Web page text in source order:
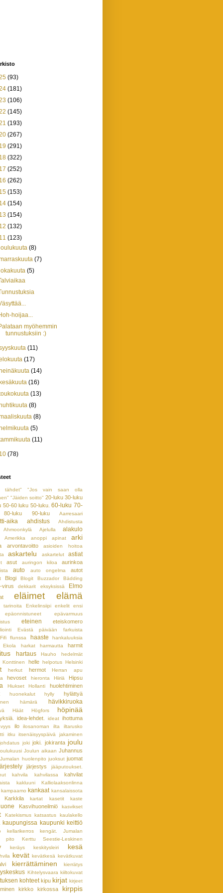
(93)
(181)
(106)
(145)
(193)
(267)
(291)
(322)
(252)
(262)
(153)
(154)
(154)
(132)
(123)
(8)
(7)
(5)
hoijaa...
myöhemmin
tunnustuksiin :)
(11)
(17)
(14)
(16)
(13)
(8)
(8)
(5)
(11)
(78)
tähdet"
"Jos vain saan olla
"Jäiden soitto" 20-luku 30-luku
50-60 luku 50-luku. 60-luku 70-
80-luku 90-luku Aarresaari
aika ahdistus
Ahdistusta
Ahmoonkylä
Ajelulla alakulo
Amerikka anoppi apinat arki
arvontavoitto
asioiden hoitoa
askartelu askartelut astiat
asut auringon kiloa aurinkoa
auto auto ongelma autot
Blogi Blogit Buzzador Bädding
virus dekkarit eksyksissä Elmo
eläimet elämä
tarinoita Enkelinsiipi enkelit
ensi
epäonnistuneet
epävarmuus
eteinen eteiskomero
Evästä päivään
farkuista
Fifi
flunssa haaste
hankaluuksia
Ekola
harkat harmautta harmit
hartaus Hauho
hedelmät
Konttinen
helle helpotus Helsinki
herkut hermot
Herran apu
hevoset hieronta Hiiriä Hipsu
Hiukset Hollanti huolehtiminen
huonekalut hylly hylättyä
hämärä hävikkiruoka
Häät Högfors höpinää
idea-lehdet. ideat ihottuma
ilo ilosanoman ilta
iltarusko
itku itsenäisyyspäivä
jakaminen
johdatus joki joki. jokiranta joulu
Joulun aikaan Juhannus
Jumalan huolenpito juoksut juomat
järjestys
jääputoukset.
kahvila kahvilassa kahvilat
kakluuni
Kalliolaaksonlinna
kampaamo kankaat kansalaissota
Karkkila kartat kasetit kaste
Kasvihuoneilmiö kasvikset
Katekismus katsastus
kaulakello
kaupungissa kaupunki keittiö
kellarikerros
kengät. Jumalan
pito
Kerttu Seestie-Leskinen
keräys keskitysleiri kesä
kevät kevätkesä kevätkuvat
kierrättäminen kierrätys
Kihtelysvaara kiiltokuvat
kohteet kipu kirjat kirjeet
kirkko kirkossa kirppis